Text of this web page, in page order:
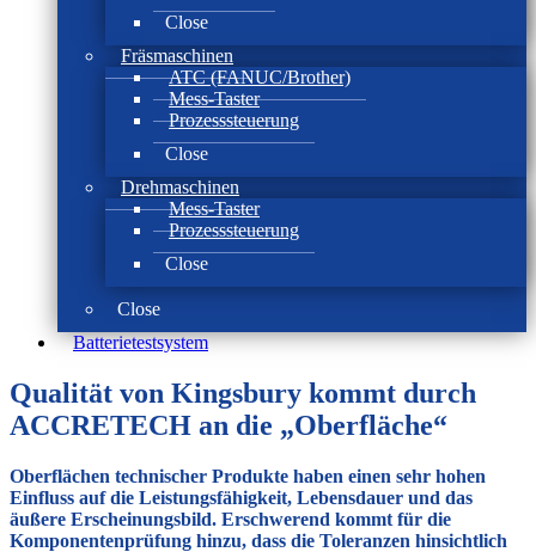
Close
Fräsmaschinen
ATC (FANUC/Brother)
Mess-Taster
Prozesssteuerung
Close
Drehmaschinen
Mess-Taster
Prozesssteuerung
Close
Close
Batterie­test­system
Qualität von Kingsbury kommt durch
ACCRETECH an die „Oberfläche“
Oberflächen technischer Produkte haben einen sehr hohen
Einfluss auf die Leistungsfähigkeit, Lebensdauer und das
äußere Erscheinungsbild. Erschwerend kommt für die
Komponentenprüfung hinzu, dass die Toleranzen hinsichtlich